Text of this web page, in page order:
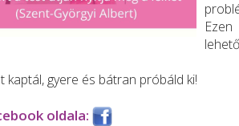
kaptál, gyere és bátran próbáld ki!
oldala: